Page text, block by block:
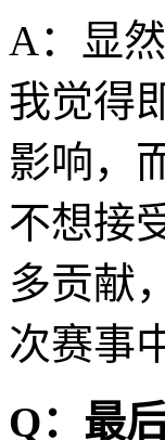
A：显
我觉得
影响，
不想接
多贡献
次赛事
Q：最